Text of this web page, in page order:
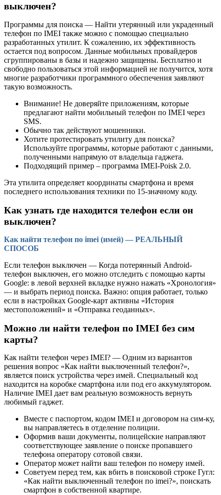
выключен?
Программы для поиска — Найти утерянный или украденный
телефон по IMEI также можно с помощью специально
разработанных утилит. К сожалению, их эффективность
остается под вопросом. Данные мобильных провайдеров
сгруппированы в базы и надежно защищены. Бесплатно и
свободно пользоваться этой информацией не получится, хотя
многие разработчики программного обеспечения заявляют
такую возможность.
Внимание! Не доверяйте приложениям, которые
предлагают найти мобильный телефон по IMEI через
SMS.
Обычно так действуют мошенники.
Хотите протестировать утилиту для поиска?
Используйте программы, которые работают с данными,
полученными напрямую от владельца гаджета.
Подходящий пример – программа IMEI-Poisk 2.0.
Эта утилита определяет координаты смартфона и время
последнего использования техники по 15-значному коду.
Как узнать где находится телефон если он
выключен?
Как найти телефон по imei (имей) — РЕАЛЬНЫЙ
СПОСОБ
Если телефон выключен — Когда потерянный Android-
телефон выключен, его можно отследить с помощью карты
Google: в левой верхней вкладке нужно нажать «Хронология»
— и выбрать период поиска. Важно: опция работает, только
если в настройках Google-карт активны «История
местоположений» и «Отправка геоданных».
Можно ли найти телефон по IMEI без сим
карты?
Как найти телефон через IMEI? — Одним из вариантов
решения вопрос «Как найти выключенный телефон?»,
является поиск устройства через имей. Специальный код
находится на коробке смартфона или под его аккумулятором.
Наличие IMEI дает вам реальную возможность вернуть
любимый гаджет.
Вместе с паспортом, кодом IMEI и договором на сим-ку,
вы направляетесь в отделение полиции.
Оформив ваши документы, полицейские направляют
соответствующее заявление о поиске пропавшего
телефона оператору сотовой связи.
Оператор может найти ваш телефон по номеру имей.
Советуем перед тем, как вбить в поисковой строке Гугл:
«Как найти выключенный телефон по imei?», поискать
смартфон в собственной квартире.